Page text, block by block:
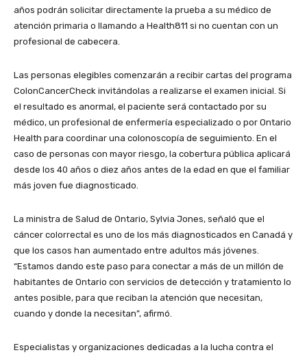
años podrán solicitar directamente la prueba a su médico de
atención primaria o llamando a Health811 si no cuentan con un
profesional de cabecera.
Las personas elegibles comenzarán a recibir cartas del programa
ColonCancerCheck invitándolas a realizarse el examen inicial. Si
el resultado es anormal, el paciente será contactado por su
médico, un profesional de enfermería especializado o por Ontario
Health para coordinar una colonoscopía de seguimiento. En el
caso de personas con mayor riesgo, la cobertura pública aplicará
desde los 40 años o diez años antes de la edad en que el familiar
más joven fue diagnosticado.
La ministra de Salud de Ontario, Sylvia Jones, señaló que el
cáncer colorrectal es uno de los más diagnosticados en Canadá y
que los casos han aumentado entre adultos más jóvenes.
“Estamos dando este paso para conectar a más de un millón de
habitantes de Ontario con servicios de detección y tratamiento lo
antes posible, para que reciban la atención que necesitan,
cuando y donde la necesitan”, afirmó.
Especialistas y organizaciones dedicadas a la lucha contra el